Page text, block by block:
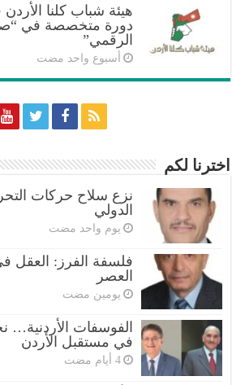
هيئة شباب كلنا
دورة متخصصة في
الرقمي”
‏أسبوع واحد مضت
اخترنا لكم
نزع سلاح حركات
الدولي
‏يوم واحد مضت
فلسفة الفرز: العقل
العصر
‏يومين مضت
الفوسفات الأردنية…
في مستقبل الأردن
‏4 أيام مضت